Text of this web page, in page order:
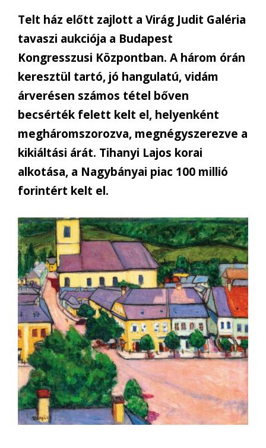
Telt ház előtt zajlott a Virág Judit Galéria
tavaszi aukciója a Budapest
Kongresszusi Központban. A három órán
keresztül tartó, jó hangulatú, vidám
árverésen számos tétel bőven
becsérték felett kelt el, helyenként
megháromszorozva, megnégyszerezve a
kikiáltási árát. Tihanyi Lajos korai
alkotása, a Nagybányai piac 100 millió
forintért kelt el.